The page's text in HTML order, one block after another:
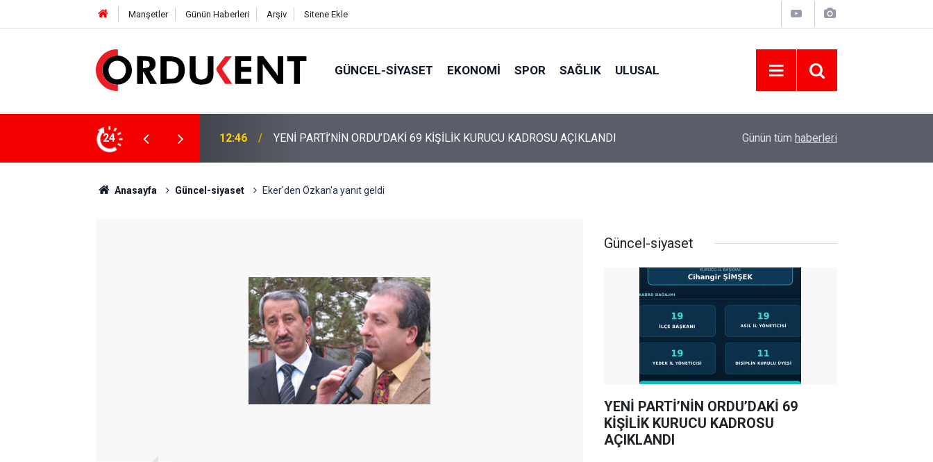
Manşetler Günün Haberleri Arşiv Sitene Ekle
GÜNCEL-SIYASET EKONOMI SPOR SAĞLIK ULUSAL
24
KURUCU KADROSU AÇIKLANDI 12:22 YENİ PARTİ ALTINORDU’DA KURUCU YÖNETİMİNİ AÇIKLADI ORDU ASKF’DEN İŞ DÜNYASINA AMATÖR
Günün tüm haberleri
Anasayfa Güncel-siyaset Eker'den Özkan'a yanıt geldi
Güncel-siyaset
YENİ PARTİ’NİN ORDU’DAKİ 69
KİŞİLİK KURUCU KADROSU
AÇIKLANDI